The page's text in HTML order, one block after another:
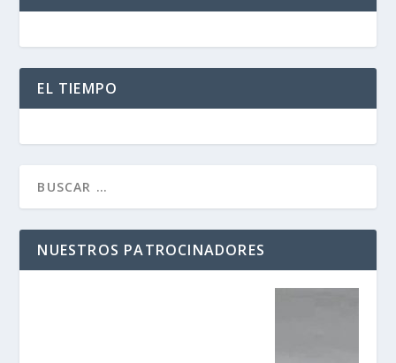
EL TIEMPO
NUESTROS PATROCINADORES